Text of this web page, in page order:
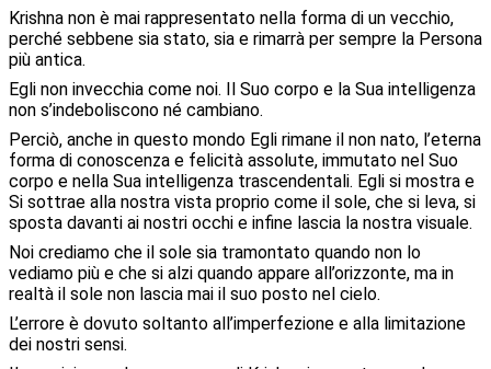
Krishna non è mai rappresentato nella forma di un vecchio,
perché sebbene sia stato, sia e rimarrà per sempre la Persona
più antica.
Egli non invecchia come noi. Il Suo corpo e la Sua intelligenza
non s’indeboliscono né cambiano.
Perciò, anche in questo mondo Egli rimane il non nato, l’eterna
forma di conoscenza e felicità assolute, immutato nel Suo
corpo e nella Sua intelligenza trascendentali. Egli si mostra e
Si sottrae alla nostra vista proprio come il sole, che si leva, si
sposta davanti ai nostri occhi e infine lascia la nostra visuale.
Noi crediamo che il sole sia tramontato quando non lo
vediamo più e che si alzi quando appare all’orizzonte, ma in
realtà il sole non lascia mai il suo posto nel cielo.
L’errore è dovuto soltanto all’imperfezione e alla limitazione
dei nostri sensi.